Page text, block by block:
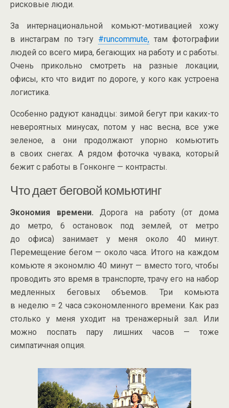
рисковые люди.
За интернациональной комьют-мотивацией хожу
в инстаграм по тэгу #runcommute, там фотографии
людей со всего мира, бегающих на работу и с работы.
Очень прикольно смотреть на разные локации,
офисы, кто что видит по дороге, у кого как устроена
логистика.
Особенно радуют канадцы: зимой бегут при каких-то
невероятных минусах, потом у нас весна, все уже
зеленое, а они продолжают упорно комьютить
в своих снегах. А рядом фоточка чувака, который
бежит с работы в Гонконге — контрасты.
Что дает беговой комьютинг
Экономия времени. Дорога на работу (от дома
до метро, 6 остановок под землей, от метро
до офиса) занимает у меня около 40 минут.
Перемещение бегом — около часа. Итого на каждом
комьюте я экономлю 40 минут — вместо того, чтобы
проводить это время в транспорте, трачу его на набор
медленных беговых объемов. Три комьюта
в неделю = 2 часа сэкономленного времени. Как раз
столько у меня уходит на тренажерный зал. Или
можно поспать пару лишних часов — тоже
симпатичная опция.